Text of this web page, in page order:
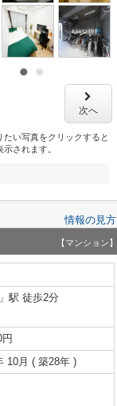
次へ
い写真をクリックすると
されます。
情報の見方
【マンション】
」駅 徒歩2分
10月 ( 築28年 )